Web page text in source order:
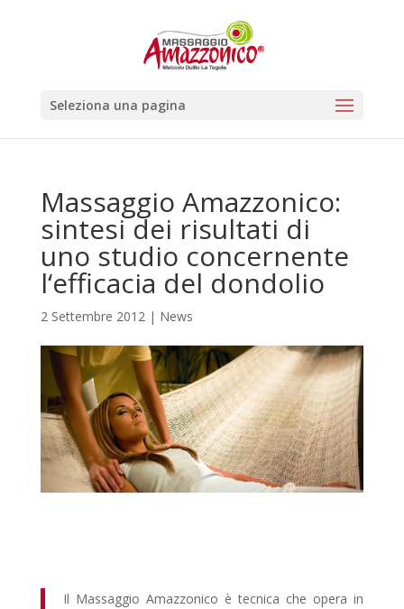
Seleziona una pagina
Massaggio Amazzonico:
sintesi dei risultati di
uno studio concernente
l‘efficacia del dondolio
2 Settembre 2012| News
Il Massaggio Amazzonico è tecnica che opera in